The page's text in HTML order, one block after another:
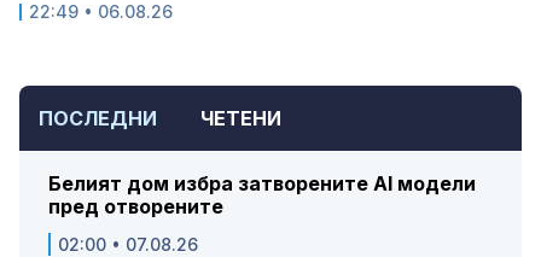
ПОСЛЕДНИ ЧЕТЕНИ
Белият дом избра затворените AI модели
пред отворените
02:00 • 07.08.26
22:49 • 06.08.26